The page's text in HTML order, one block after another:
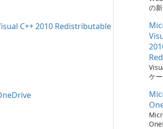
の
ケ
ー